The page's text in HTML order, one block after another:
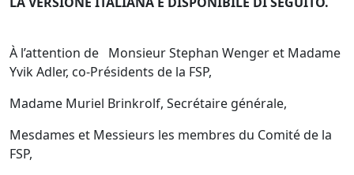
À l’attention de Monsieur Stephan Wenger et Madame
Yvik Adler, co-Présidents de la FSP,
Madame Muriel Brinkrolf, Secrétaire générale,
Mesdames et Messieurs les membres du Comité de la
FSP,